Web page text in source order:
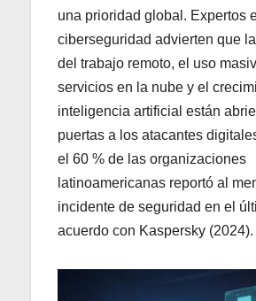
una prioridad global. Expertos
ciberseguridad advierten que
del trabajo remoto, el uso
servicios en la nube y el
inteligencia artificial están
puertas a los atacantes
el 60 % de las organizaciones
latinoamericanas reportó al
incidente de seguridad en el
acuerdo con Kaspersky (2024).